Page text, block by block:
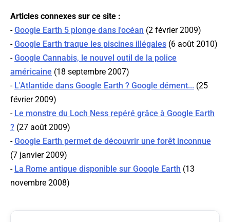
Articles connexes sur ce site :
-Google Earth 5 plonge dans l'océan (2 février 2009)
-Google Earth traque les piscines illégales (6 août 2010)
-Google Cannabis, le nouvel outil de la police
américaine (18 septembre 2007)
- L'Atlantide dans Google Earth ? Google dément... (25
février 2009)
- Le monstre du Loch Ness repéré grâce à Google Earth
? (27 août 2009)
-Google Earth permet de découvrir une forêt inconnue
(7 janvier 2009)
- La Rome antique disponible sur Google Earth (13
novembre 2008)